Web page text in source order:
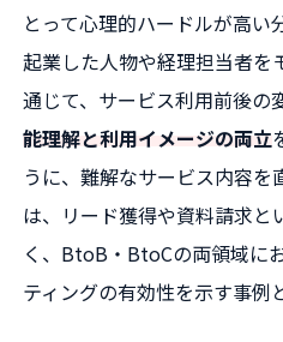
とって心理的ハードルが高い
起業した人物や経理担当者を
通じて、サービス利用前後の
能理解と利用イメージの両立
うに、難解なサービス内容
は、リード獲得や資料請求と
く、BtoB・BtoCの両領域に
ティングの有効性を示す事例